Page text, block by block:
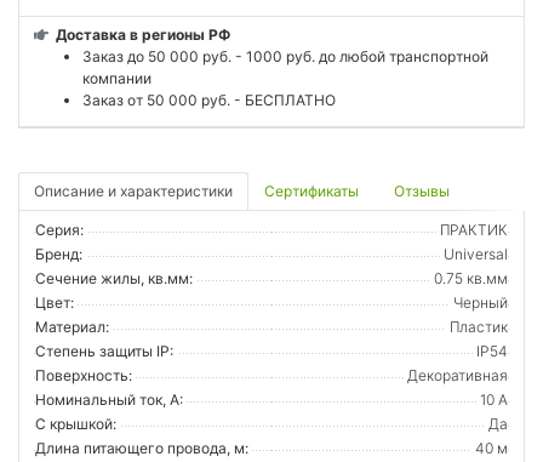
Доставка в регионы РФ
Заказ до 50 000 руб. - 1000 руб. до любой транспортной
компании
Заказ от 50 000 руб. - БЕСПЛАТНО
Описание и характеристики Сертификаты Отзывы
Серия:
ПРАКТИК
Бренд:
Universal
Сечение жилы, кв.мм:
0.75 кв.мм
Цвет:
Черный
Материал:
Пластик
Степень защиты IP:
IP54
Поверхность:
Декоративная
Номинальный ток, А:
10 А
С крышкой:
Да
Длина питающего провода, м:
40 м